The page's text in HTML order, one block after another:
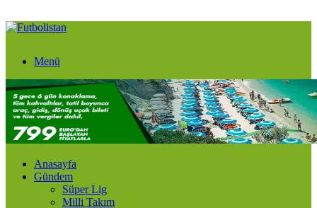
Menü
Anasayfa
Gündem
Süper Lig
Milli Takım